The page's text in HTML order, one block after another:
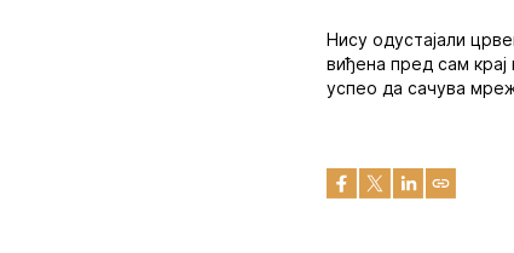
Нису одустајали
виђена пред сам
успео да сачува